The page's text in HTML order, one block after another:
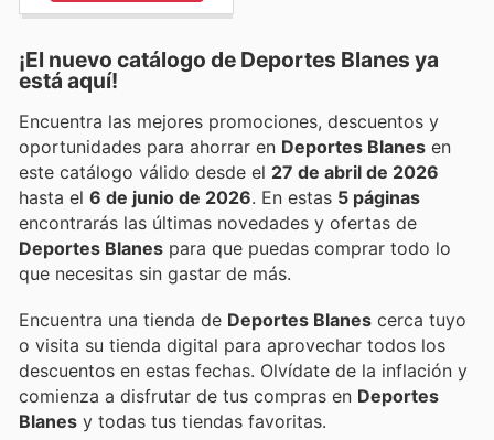
¡El nuevo catálogo de Deportes Blanes ya
está aquí!
Encuentra las mejores promociones, descuentos y
oportunidades para ahorrar en Deportes Blanes en
este catálogo válido desde el 27 de abril de 2026
hasta el 6 de junio de 2026 . En estas 5 páginas
encontrarás las últimas novedades y ofertas de
Deportes Blanes para que puedas comprar todo lo
que necesitas sin gastar de más.
Encuentra una tienda de Deportes Blanes cerca tuyo
o visita su tienda digital para aprovechar todos los
descuentos en estas fechas. Olvídate de la inflación y
comienza a disfrutar de tus compras en Deportes
Blanes y todas tus tiendas favoritas.